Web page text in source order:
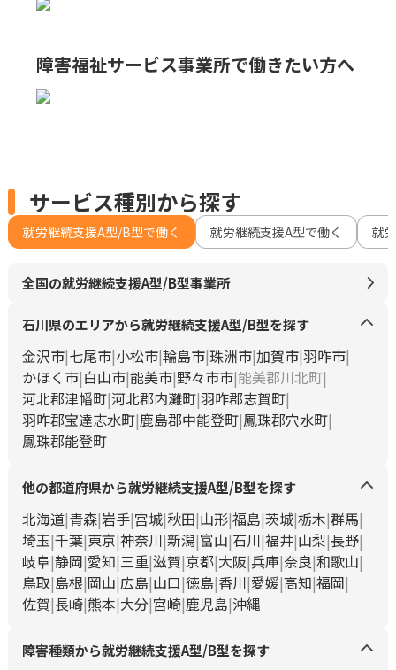
障害福祉サービス事業所で働きたい方へ
サービス種別から探す
就労継続支援A型/B型で働く 就労継続支援A型で働く 就
全国の就労継続支援A型/B型事業所
石川県のエリアから就労継続支援A型/B型を探す
金沢市 七尾市 小松市 輪島市 珠洲市 加賀市 羽咋市
かほく市 白山市 能美市 野々市市 能美郡川北町
河北郡津幡町 河北郡内灘町 羽咋郡志賀町
羽咋郡宝達志水町 鹿島郡中能登町 鳳珠郡穴水町
鳳珠郡能登町
他の都道府県から就労継続支援A型/B型を探す
北海道 青森 岩手 宮城 秋田 山形 福島 茨城 栃木 群馬
埼玉 千葉 東京 神奈川 新潟 富山 石川 福井 山梨 長野
岐阜 静岡 愛知 三重 滋賀 京都 大阪 兵庫 奈良 和歌山
鳥取 島根 岡山 広島 山口 徳島 香川 愛媛 高知 福岡
佐賀 長崎 熊本 大分 宮崎 鹿児島 沖縄
障害種類から就労継続支援A型/B型を探す